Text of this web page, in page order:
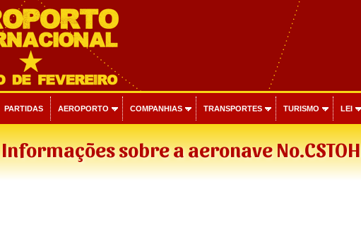
PARTIDAS AEROPORTO COMPANHIAS TRANSPORTES TURISMO LEI
Informações sobre a aeronave No.CSTOH